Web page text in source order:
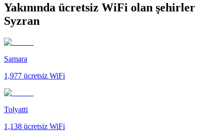
Yakınında ücretsiz WiFi olan şehirler
Syzran
Samara
1,977 ücretsiz WiFi
Tolyatti
1,138 ücretsiz WiFi